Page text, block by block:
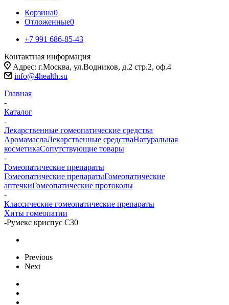
Корзина0
Отложенные0
+7 991 686-85-43
Контактная информация
Адрес: г.Москва, ул.Водников, д.2 стр.2, оф.4
info@4health.su
Главная
-
Каталог
-
Лекарственные гомеопатические средства
АромамаслаЛекарственные средстваНатуральная
косметикаСопутствующие товары
-
Гомеопатические препараты
Гомеопатические препаратыГомеопатические
аптечкиГомеопатические протоколы
-
Классические гомеопатические препараты
Хиты гомеопатии
-Румекс криспус С30
Previous
Next